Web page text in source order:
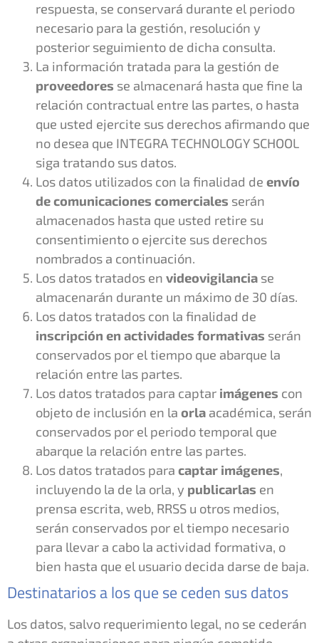
respuesta, se conservará durante el periodo
necesario para la gestión, resolución y
posterior seguimiento de dicha consulta.
La información tratada para la gestión de
proveedores se almacenará hasta que fine la
relación contractual entre las partes, o hasta
que usted ejercite sus derechos afirmando que
no desea que INTEGRA TECHNOLOGY SCHOOL
siga tratando sus datos.
Los datos utilizados con la finalidad de envío
de comunicaciones comerciales serán
almacenados hasta que usted retire su
consentimiento o ejercite sus derechos
nombrados a continuación.
Los datos tratados en videovigilancia se
almacenarán durante un máximo de 30 días.
Los datos tratados con la finalidad de
inscripción en actividades formativas serán
conservados por el tiempo que abarque la
relación entre las partes.
Los datos tratados para captar imágenes con
objeto de inclusión en la orla académica, serán
conservados por el periodo temporal que
abarque la relación entre las partes.
Los datos tratados para captar imágenes,
incluyendo la de la orla, y publicarlas en
prensa escrita, web, RRSS u otros medios,
serán conservados por el tiempo necesario
para llevar a cabo la actividad formativa, o
bien hasta que el usuario decida darse de baja.
Destinatarios a los que se ceden sus datos
Los datos, salvo requerimiento legal, no se cederán